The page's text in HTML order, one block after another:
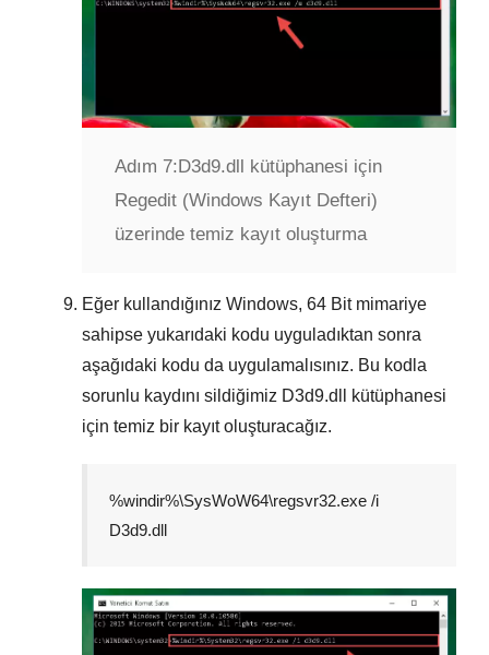
Adım 7:D3d9.dll kütüphanesi için
Regedit (Windows Kayıt Defteri)
üzerinde temiz kayıt oluşturma
Eğer kullandığınız Windows, 64 Bitmimariye
sahipse yukarıdaki kodu uyguladıktan sonra
aşağıdaki kodu da uygulamalısınız. Bu kodla
sorunlu kaydını sildiğimiz D3d9.dll
kütüphanesi
için temiz bir kayıt oluşturacağız.
%windir%\SysWoW64\regsvr32.exe /i
D3d9.dll